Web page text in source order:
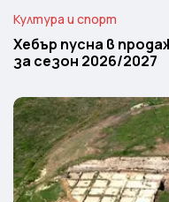
Култура и спорт
Хебър пусна в
за сезон 2026/2027